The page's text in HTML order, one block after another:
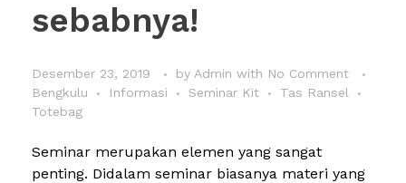
sebabnya!
Desember 23, 2019 by Admin with No Comment
Bengkulu
Informasi Seminar Kit
Tas Ransel
Totebag
Seminar merupakan elemen yang sangat
penting. Didalam seminar biasanya materi yang